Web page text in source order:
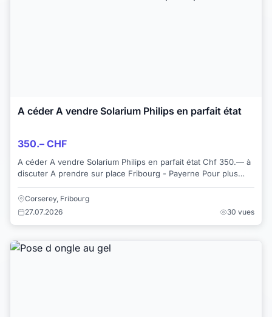
A céder A vendre Solarium Philips en parfait état
350.– CHF
A céder A vendre Solarium Philips en parfait état Chf 350.— à
discuter A prendre sur place Fribourg - Payerne Pour plus
Corserey, Fribourg
27.07.2026
30 vues